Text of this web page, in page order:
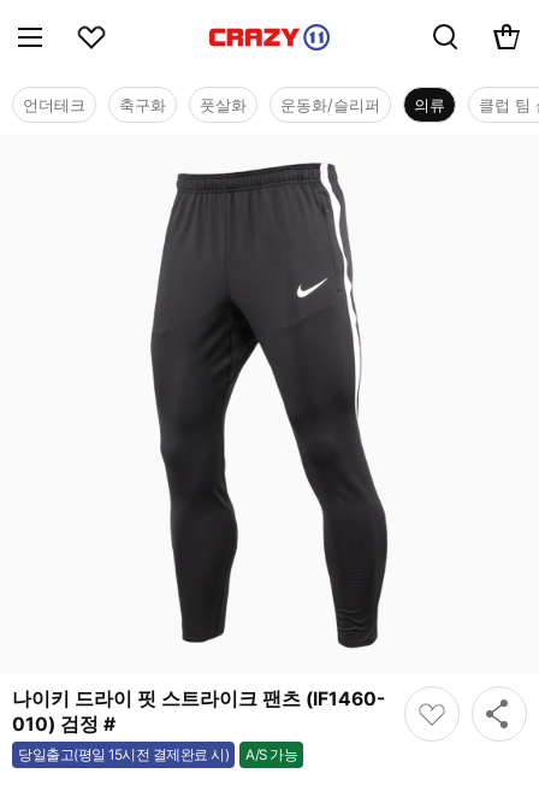
언더테크 축구화 풋살화 운동화/슬리퍼 의류 클럽 팀
나이키 드라이 핏 스트라이크 팬츠 (IF1460-
010) 검정 #
당일출고(평일 15시전 결제완료 시) A/S 가능
가능